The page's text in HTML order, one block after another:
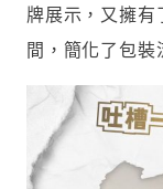
牌展示，又擁
間，簡化了包裝